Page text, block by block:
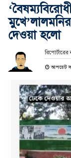
দেওয়া হলো
রিপোর্টারের
আপডেট